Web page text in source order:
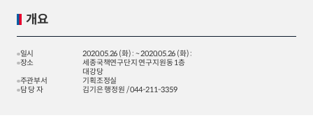
개요
일시
2020.05.26 (화) : ~ 2020.05.26 (화) :
장소
세종국책연구단지 연구지원동 1층
대강당
주관부서
기획조정실
담 당 자
김기은 행정원 / 044-211-3359